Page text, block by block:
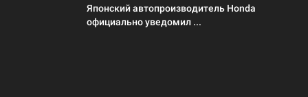
Японский автопроизводитель Honda
официально уведомил ...